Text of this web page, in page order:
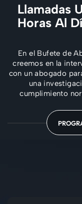
Llamadas
Horas Al
En el Bufete de
creemos en la
con un abogado
una
cumplimiento